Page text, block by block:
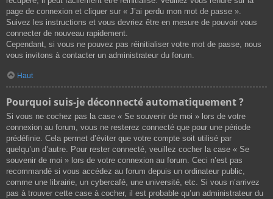
page de connexion et cliquer sur « J’ai perdu mon mot de passe ».
Suivez les instructions et vous devriez être en mesure de pouvoir vous
connecter de nouveau rapidement.
Cependant, si vous ne pouvez pas réinitialiser votre mot de passe, nous
vous invitons à contacter un administrateur du forum.
Haut
Pourquoi suis-je déconnecté automatiquement ?
Si vous ne cochez pas la case « Se souvenir de moi » lors de votre
connexion au forum, vous ne resterez connecté que pour une période
prédéfinie. Cela permet d’éviter que votre compte soit utilisé par
quelqu’un d’autre. Pour rester connecté, veuillez cocher la case « Se
souvenir de moi » lors de votre connexion au forum. Ceci n’est pas
recommandé si vous accédez au forum depuis un ordinateur public,
comme une librairie, un cybercafé, une université, etc. Si vous n’arrivez
pas à trouver cette case à cocher, il est probable qu’un administrateur du